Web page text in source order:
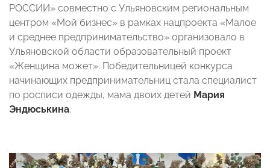
РОССИИ» совместно с Ульяновским региональным
центром «Мой бизнес» в рамках нацпроекта «Малое
и среднее предпринимательство» организовало в
Ульяновской области образовательный проект
«Женщина может». Победительницей конкурса
начинающих предпринимательниц стала специалист
по росписи одежды, мама двоих детей Мария
Эндюськина.